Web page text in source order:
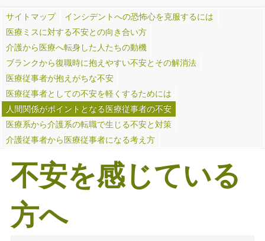
サイトマップ
インシデントへの恐怖心を克服するには
医療ミスに対する不安との向き合い方
介護から医療へ転身した人たちの動機
ブランクから復職時に抱えやすい不安とその解消法
医療従事者が抱えがちな不安
医療従事者としての不安を軽くするためには
人間関係がポイントとなる医療従事者の不安
医療系から介護系の転職で生じる不安と対策
介護従事者から医療従事者になる考え方
不安を感じている
方へ